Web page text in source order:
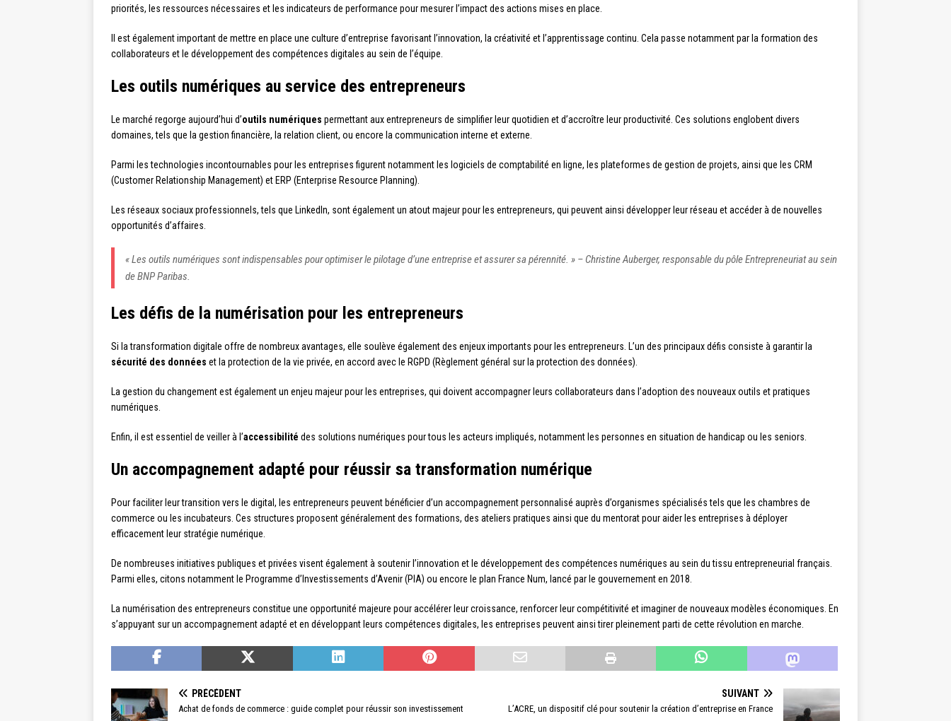
priorités, les ressources nécessaires et les indicateurs de performance pour mesurer l’impact des actions mises en place.
Il est également important de mettre en place une culture d’entreprise favorisant l’innovation, la créativité et l’apprentissage continu. Cela passe notamment par la formation des
collaborateurs et le développement des compétences digitales au sein de l’équipe.
Les outils numériques au service des entrepreneurs
Le marché regorge aujourd’hui d’outils numériques permettant aux entrepreneurs de simplifier leur quotidien et d’accroître leur productivité. Ces solutions englobent divers
domaines, tels que la gestion financière, la relation client, ou encore la communication interne et externe.
Parmi les technologies incontournables pour les entreprises figurent notamment les logiciels de comptabilité en ligne, les plateformes de gestion de projets, ainsi que les CRM
(Customer Relationship Management) et ERP (Enterprise Resource Planning).
Les réseaux sociaux professionnels, tels que LinkedIn, sont également un atout majeur pour les entrepreneurs, qui peuvent ainsi développer leur réseau et accéder à de nouvelles
opportunités d’affaires.
« Les outils numériques sont indispensables pour optimiser le pilotage d’une entreprise et assurer sa pérennité. » – Christine Auberger, responsable du pôle Entrepreneuriat au sein
de BNP Paribas.
Les défis de la numérisation pour les entrepreneurs
Si la transformation digitale offre de nombreux avantages, elle soulève également des enjeux importants pour les entrepreneurs. L’un des principaux défis consiste à garantir la
sécurité des données et la protection de la vie privée, en accord avec le RGPD (Règlement général sur la protection des données).
La gestion du changement est également un enjeu majeur pour les entreprises, qui doivent accompagner leurs collaborateurs dans l’adoption des nouveaux outils et pratiques
numériques.
Enfin, il est essentiel de veiller à l’accessibilité des solutions numériques pour tous les acteurs impliqués, notamment les personnes en situation de handicap ou les seniors.
Un accompagnement adapté pour réussir sa transformation numérique
Pour faciliter leur transition vers le digital, les entrepreneurs peuvent bénéficier d’un accompagnement personnalisé auprès d’organismes spécialisés tels que les chambres de
commerce ou les incubateurs. Ces structures proposent généralement des formations, des ateliers pratiques ainsi que du mentorat pour aider les entreprises à déployer
efficacement leur stratégie numérique.
De nombreuses initiatives publiques et privées visent également à soutenir l’innovation et le développement des compétences numériques au sein du tissu entrepreneurial français.
Parmi elles, citons notamment le Programme d’Investissements d’Avenir (PIA) ou encore le plan France Num, lancé par le gouvernement en 2018.
La numérisation des entrepreneurs constitue une opportunité majeure pour accélérer leur croissance, renforcer leur compétitivité et imaginer de nouveaux modèles économiques. En
s’appuyant sur un accompagnement adapté et en développant leurs compétences digitales, les entreprises peuvent ainsi tirer pleinement parti de cette révolution en marche.
PRÉCÉDENT
Achat de fonds de commerce : guide complet pour réussir son investissement
SUIVANT
L’ACRE, un dispositif clé pour soutenir la création d’entreprise en France